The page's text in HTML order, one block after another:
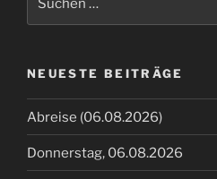
NEUESTE BEITRÄGE
Abreise (06.08.2026)
Donnerstag, 06.08.2026